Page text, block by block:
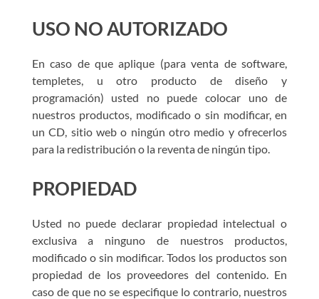
USO NO AUTORIZADO
En caso de que aplique (para venta de software,
templetes, u otro producto de diseño y
programación) usted no puede colocar uno de
nuestros productos, modificado o sin modificar, en
un CD, sitio web o ningún otro medio y ofrecerlos
para la redistribución o la reventa de ningún tipo.
PROPIEDAD
Usted no puede declarar propiedad intelectual o
exclusiva a ninguno de nuestros productos,
modificado o sin modificar. Todos los productos son
propiedad de los proveedores del contenido. En
caso de que no se especifique lo contrario, nuestros